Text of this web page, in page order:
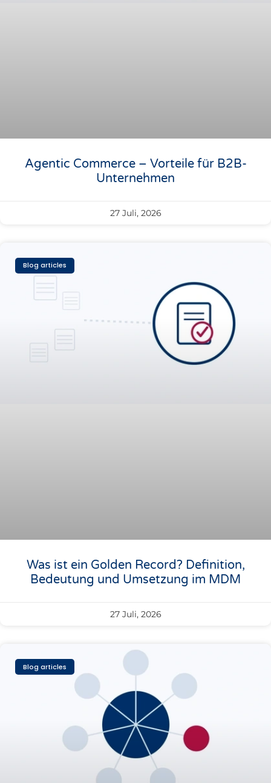
Agentic Commerce – Vorteile für B2B-
Unternehmen
27 Juli, 2026
Blog articles
Was ist ein Golden Record? Definition,
Bedeutung und Umsetzung im MDM
27 Juli, 2026
Blog articles